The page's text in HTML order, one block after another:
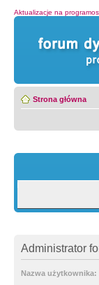
Aktualizacje na
Strona główna
Administrator
Nazwa użytkownika: